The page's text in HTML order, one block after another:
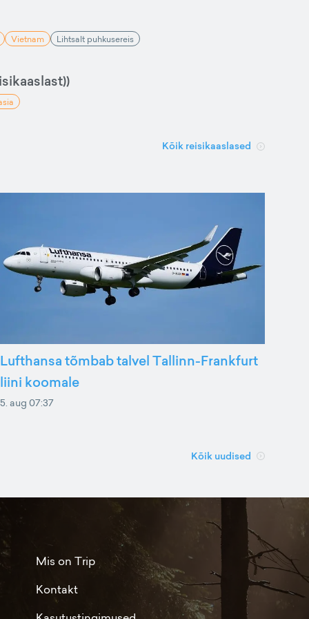
Vietnam Lihtsalt puhkusereis
Kõik reisikaaslased
Lufthansa tõmbab talvel Tallinn-Frankfurt
liini koomale
5. aug 07:37
Kõik uudised
Mis on Trip
Kontakt